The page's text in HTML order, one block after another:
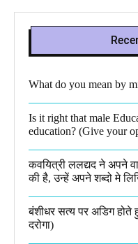
What do you mean by
Is it right that male
education? (Give your
कवयित्री ललद्यद ने अपने
की है, उन्हें अपने शब्दो मे
बंशीधर सत्य पर अडिग
दरोगा)